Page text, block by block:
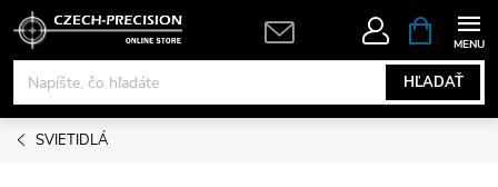
Prejsť
obsah
HĽADAŤ
KOŠÍK
SVIETIDLÁ